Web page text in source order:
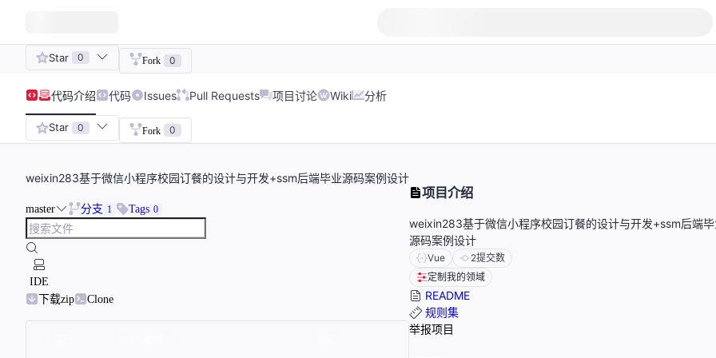
Star 0 Fork 0
代码介绍 代码 Issues Pull Requests 项目讨论 Wiki 分析
Star 0 Fork 0
weixin283基于微信小程序校园订餐的设计与开发+ssm后端毕业源码案例设计
master 分支 1 Tags 0
IDE
下载zip
Clone
项目介绍
weixin283基于微信小程序校园订餐的设计与开发+ssm后端
源码案例设计
Vue 2提交数
定制我的领域
README
规则集
举报项目